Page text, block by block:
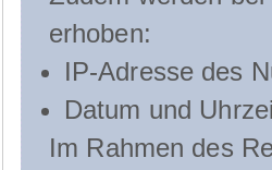
erhoben:
IP-Adresse des
Datum und
Im Rahmen des